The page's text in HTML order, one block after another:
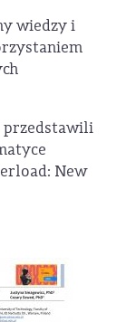
wiedzy i
przedstawili
New